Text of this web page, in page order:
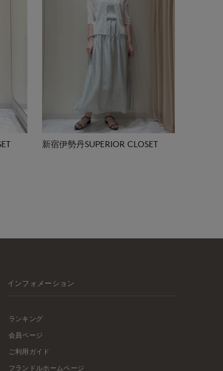
新宿伊勢丹SUPERIOR CLOSET
インフォメーション
ランキング
会員ページ
ご利用ガイド
フランドルホームページ